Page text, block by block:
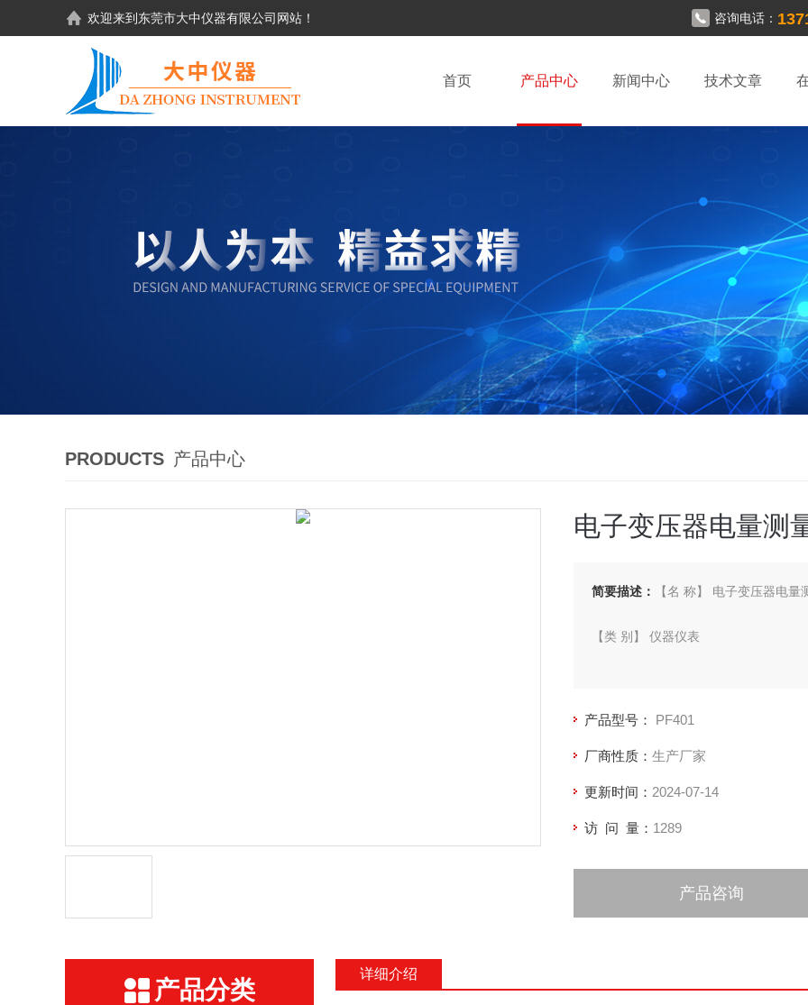
欢迎来到东莞市大中仪器有限公司网站！ 咨询电话：
首页 产品中心 新闻中心 技术文章
PRODUCTS 产品中心
电子变压器电量测
简要描述： 【名 称】 电子变压器电量
【类 别】 仪器仪表
【厂 商】 杭州威博
产品型号： PF401
厂商性质： 生产厂家
更新时间： 2024-07-14
访 问 量： 1289
产品咨询
产品分类
详细介绍